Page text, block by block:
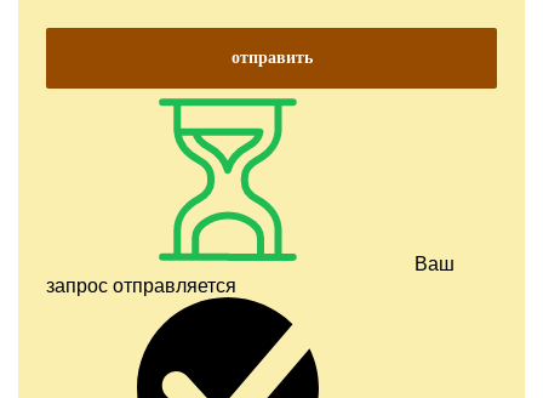
отправить
Ваш
запрос отправляется